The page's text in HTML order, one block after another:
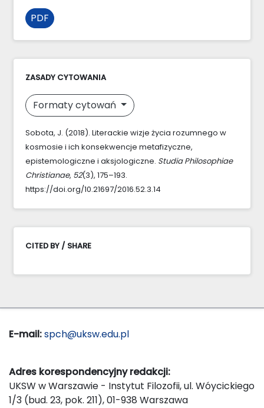
PDF
ZASADY CYTOWANIA
Formaty cytowań
Sobota, J. (2018). Literackie wizje życia rozumnego w
kosmosie i ich konsekwencje metafizyczne,
epistemologiczne i aksjologiczne. Studia Philosophiae
Christianae, 52(3), 175–193.
https://doi.org/10.21697/2016.52.3.14
CITED BY / SHARE
E-mail:spch@uksw.edu.pl
Adres korespondencyjny redakcji:
UKSW w Warszawie - Instytut Filozofii, ul. Wóycickiego
1/3 (bud. 23, pok. 211), 01-938 Warszawa